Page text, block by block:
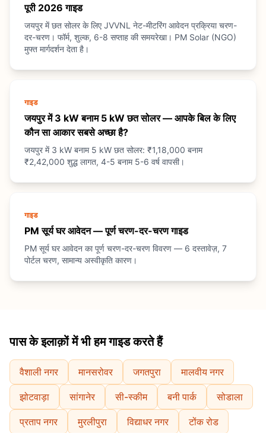
पूरी 2026 गाइड
जयपुर में छत सोलर के लिए JVVNL नेट-मीटरिंग आवेदन प्रक्रिया चरण-
दर-चरण। फॉर्म, शुल्क, 6-8 सप्ताह की समयरेखा। PM Solar (NGO)
मुफ्त मार्गदर्शन देता है।
गाइड
जयपुर में 3 kW बनाम 5 kW छत सोलर — आपके बिल के लिए
कौन सा आकार सबसे अच्छा है?
जयपुर में 3 kW बनाम 5 kW छत सोलर: ₹1,18,000 बनाम
₹2,42,000 शुद्ध लागत, 4-5 बनाम 5-6 वर्ष वापसी।
गाइड
PM सूर्य घर आवेदन — पूर्ण चरण-दर-चरण गाइड
PM सूर्य घर आवेदन का पूर्ण चरण-दर-चरण विवरण — 6 दस्तावेज़, 7
पोर्टल चरण, सामान्य अस्वीकृति कारण।
पास के इलाक़ों में भी हम गाइड करते हैं
वैशाली नगर मानसरोवर जगतपुरा मालवीय नगर
झोटवाड़ा सांगानेर सी-स्कीम बनी पार्क सोडाला
प्रताप नगर मुरलीपुरा विद्याधर नगर टोंक रोड